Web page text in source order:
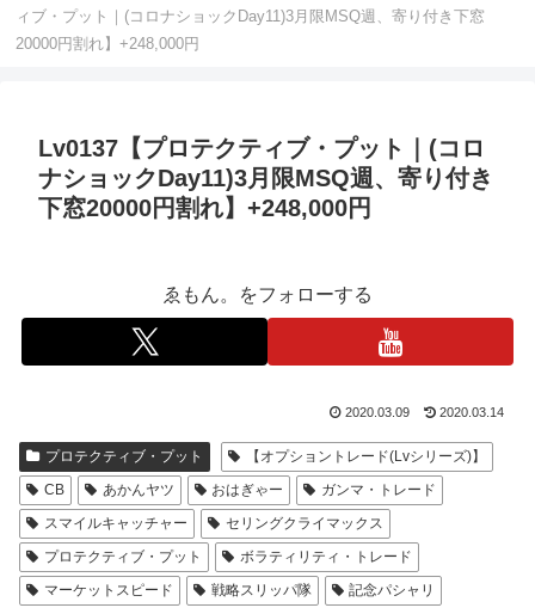
ィブ・プット｜(コロナショックDay11)3月限MSQ週、寄り付き下窓
20000円割れ】+248,000円
Lv0137【プロテクティブ・プット｜(コロ
ナショックDay11)3月限MSQ週、寄り付き
下窓20000円割れ】+248,000円
ゑもん。をフォローする
2020.03.09 2020.03.14
プロテクティブ・プット
【オプショントレード(Lvシリーズ)】
CB
あかんヤツ おはぎゃー
ガンマ・トレード
スマイルキャッチャー
セリングクライマックス
プロテクティブ・プット
ボラティリティ・トレード
マーケットスピード
戦略スリッパ隊 記念パシャリ